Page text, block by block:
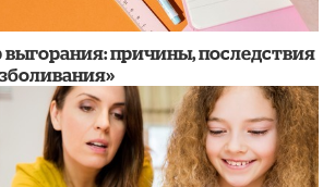
причины, последствия